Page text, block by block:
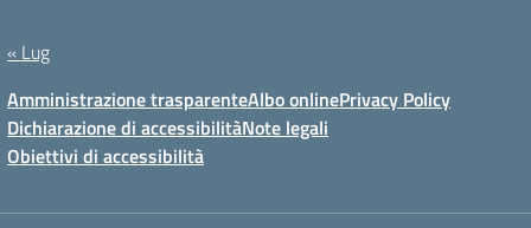
« Lug
Amministrazione trasparenteAlbo onlinePrivacy Policy
Dichiarazione di accessibilitàNote legali
Obiettivi di accessibilità